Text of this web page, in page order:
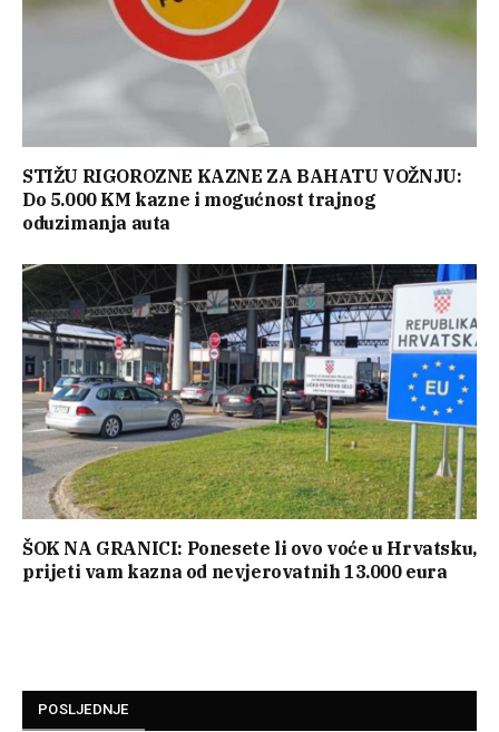
STIŽU RIGOROZNE KAZNE ZA BAHATU VOŽNJU:
Do 5.000 KM kazne i mogućnost trajnog
oduzimanja auta
ŠOK NA GRANICI: Ponesete li ovo voće u Hrvatsku,
prijeti vam kazna od nevjerovatnih 13.000 eura
POSLJEDNJE